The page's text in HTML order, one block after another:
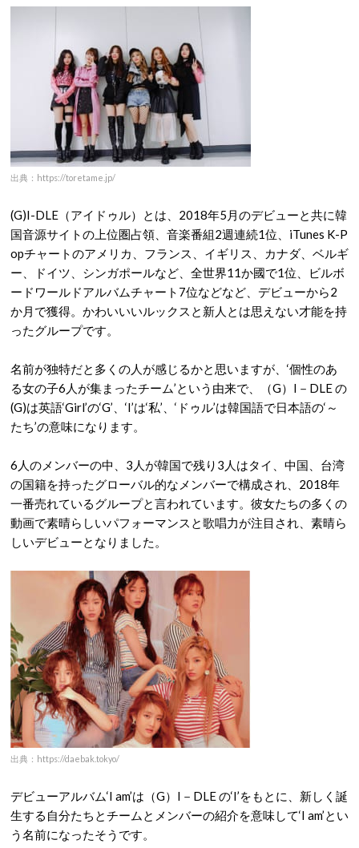
出典：https://toretame.jp/
(G)I-DLE（アイドゥル）とは、2018年5月のデビューと共に韓
国音源サイトの上位圏占領、音楽番組2週連続1位、iTunes K-P
opチャートのアメリカ、フランス、イギリス、カナダ、ベルギ
ー、ドイツ、シンガポールなど、全世界11か國で1位、ビルボ
ードワールドアルバムチャート7位などなど、デビューから2
か月で獲得。かわいいいルックスと新人とは思えない才能を持
ったグループです。
名前が独特だと多くの人が感じるかと思いますが、‘個性のあ
る女の子6人が集まったチーム’という由来で、（G）I－DLE の
(G)は英語‘Girl’の‘G’、‘I’は‘私’、‘ドゥル’は韓国語で日本語の‘～
たち’の意味になります。
6人のメンバーの中、3人が韓国で残り3人はタイ、中国、台湾
の国籍を持ったグローバル的なメンバーで構成され、2018年
一番売れているグループと言われています。彼女たちの多くの
動画で素晴らしいパフォーマンスと歌唱力が注目され、素晴ら
しいデビューとなりました。
出典：https://daebak.tokyo/
デビューアルバム‘I am’は（G）I－DLE の‘I’をもとに、新しく誕
生する自分たちとチームとメンバーの紹介を意味して‘I am’とい
う名前になったそうです。